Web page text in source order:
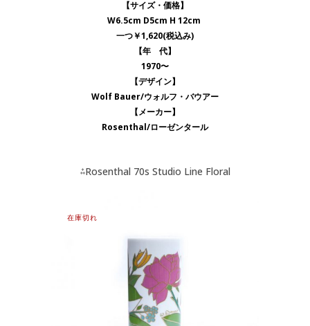
【サイズ・価格】
W6.5cm D5cm H 12cm
一つ￥1,620(税込み)
【年 代】
1970〜
【デザイン】
Wolf Bauer/ウォルフ・バウアー
【メーカー】
Rosenthal/ローゼンタール
⁂Rosenthal 70s Studio Line Floral
在庫切れ